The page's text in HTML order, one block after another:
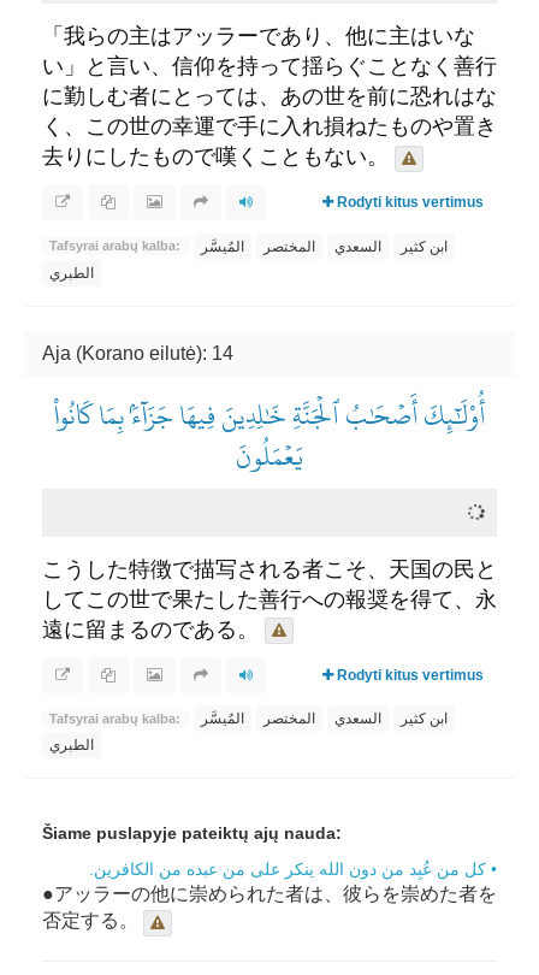
「我らの主はアッラーであり、他に主はいな
い」と言い、信仰を持って揺らぐことなく善行
に勤しむ者にとっては、あの世を前に恐れはな
く、この世の幸運で手に入れ損ねたものや置き
去りにしたもので嘆くこともない。
Rodyti kitus vertimus
Tafsyrai arabų kalba: المُيسَّر المختصر السعدي
ابن كثير
الطبري
Aja (Korano eilutė): 14
أُوْلَٰٓئِكَ أَصۡحَٰبُ ٱلۡجَنَّةِ خَٰلِدِينَ فِيهَا جَزَآءَۢ بِمَا كَانُواْ
يَعۡمَلُونَ
こうした特徴で描写される者こそ、天国の民と
してこの世で果たした善行への報奨を得て、永
遠に留まるのである。
Rodyti kitus vertimus
Tafsyrai arabų kalba: المُيسَّر المختصر السعدي
ابن كثير
الطبري
Šiame puslapyje pateiktų ajų nauda:
• كل من عُبِد من دون الله ينكر على من عبده من الكافرين.
●アッラーの他に崇められた者は、彼らを崇めた者を
否定する。